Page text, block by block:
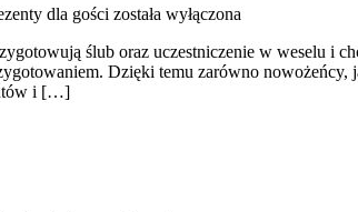
dla gości została wyłączona
ślub oraz uczestniczenie w weselu i
Dzięki temu zarówno
i […]